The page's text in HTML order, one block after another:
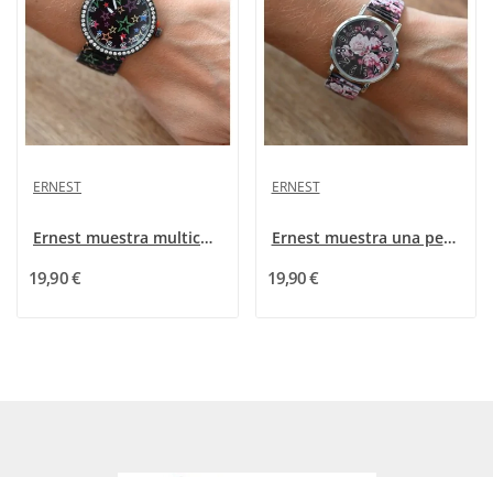
ERNEST
Ernest muestra multicolores estrellas negras
19,90 €
ERNEST
Ernest muestra una peonía rosa
19,90 €